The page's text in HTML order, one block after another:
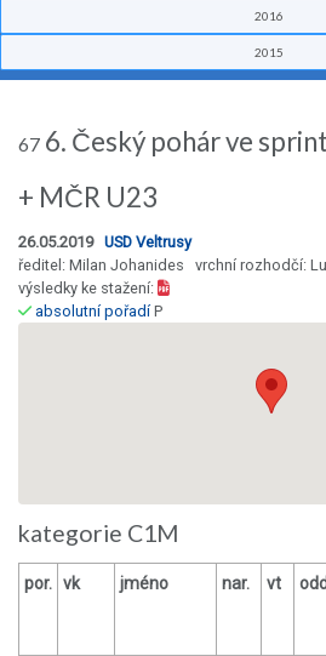
2016
2015
67 6. Český pohár ve
+ MČR U23
26.05.2019 USD Veltrusy
ředitel: Milan Johanides vrchní rozhodčí:
výsledky ke stažení:
absolutní pořadíP
kategorie C1M
por. vk jméno nar. vt